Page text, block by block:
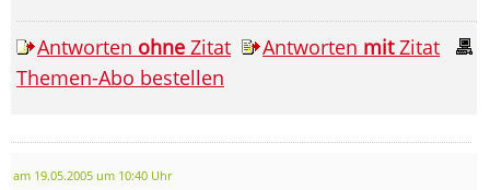
Antworten ohne Zitat Antworten mitZitat
Themen-Abo bestellen
am 19.05.2005 um 10:40 Uhr